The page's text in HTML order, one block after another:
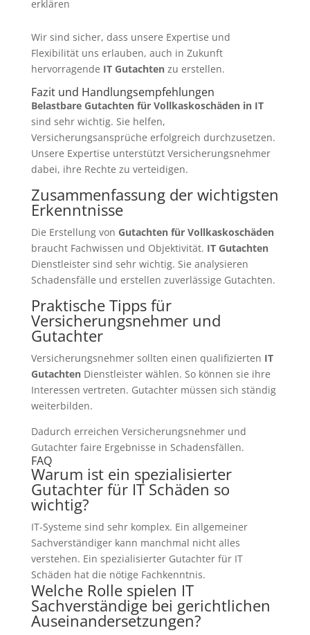
erklären
Wir sind sicher, dass unsere Expertise und
Flexibilität uns erlauben, auch in Zukunft
hervorragende IT Gutachtenzu erstellen.
Fazit und Handlungsempfehlungen
Belastbare Gutachten für Vollkaskoschäden in IT
sind sehr wichtig. Sie helfen,
Versicherungsansprüche erfolgreich durchzusetzen.
Unsere Expertise unterstützt Versicherungsnehmer
dabei, ihre Rechte zu verteidigen.
Zusammenfassung der wichtigsten
Erkenntnisse
Die Erstellung von Gutachten für Vollkaskoschäden
braucht Fachwissen und Objektivität. IT Gutachten
Dienstleister sind sehr wichtig. Sie analysieren
Schadensfälle und erstellen zuverlässige Gutachten.
Praktische Tipps für
Versicherungsnehmer und
Gutachter
Versicherungsnehmer sollten einen qualifizierten IT
GutachtenDienstleister wählen. So können sie ihre
Interessen vertreten. Gutachter müssen sich ständig
weiterbilden.
Dadurch erreichen Versicherungsnehmer und
Gutachter faire Ergebnisse in Schadensfällen.
FAQ
Warum ist ein spezialisierter
Gutachter für IT Schäden so
wichtig?
IT-Systeme sind sehr komplex. Ein allgemeiner
Sachverständiger kann manchmal nicht alles
verstehen. Ein spezialisierter Gutachter für IT
Schäden hat die nötige Fachkenntnis.
Welche Rolle spielen IT
Sachverständige bei gerichtlichen
Auseinandersetzungen?